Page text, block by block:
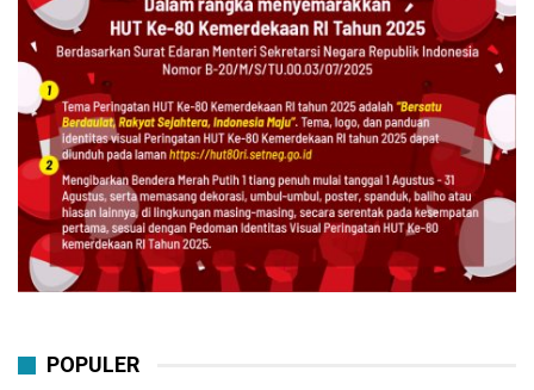
POPULER